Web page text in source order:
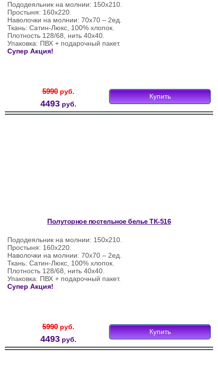
Пододеяльник на молнии: 150х210.
Простыня: 160х220.
Наволочки на молнии: 70х70 – 2ед.
Ткань: Сатин-Люкс, 100% хлопок.
Плотность 128/68, нить 40х40.
Упаковка: ПВХ + подарочный пакет.
Супер Акция!
5990руб.
4493руб.
Купить
Полуторное постельное белье ТК-516
Пододеяльник на молнии: 150х210.
Простыня: 160х220.
Наволочки на молнии: 70х70 – 2ед.
Ткань: Сатин-Люкс, 100% хлопок.
Плотность 128/68, нить 40х40.
Упаковка: ПВХ + подарочный пакет.
Супер Акция!
5990руб.
4493руб.
Купить